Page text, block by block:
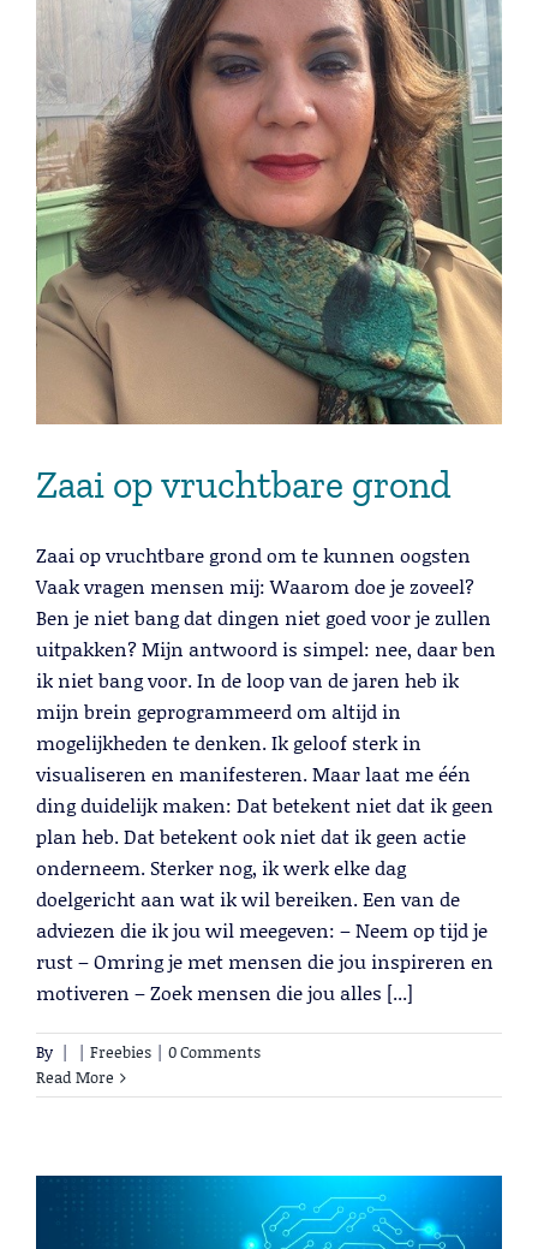
Zaai op vruchtbare grond
Zaai op vruchtbare grond om te kunnen oogsten
Vaak vragen mensen mij: Waarom doe je zoveel?
Ben je niet bang dat dingen niet goed voor je zullen
uitpakken? Mijn antwoord is simpel: nee, daar ben
ik niet bang voor. In de loop van de jaren heb ik
mijn brein geprogrammeerd om altijd in
mogelijkheden te denken. Ik geloof sterk in
visualiseren en manifesteren. Maar laat me één
ding duidelijk maken: Dat betekent niet dat ik geen
plan heb. Dat betekent ook niet dat ik geen actie
onderneem. Sterker nog, ik werk elke dag
doelgericht aan wat ik wil bereiken. Een van de
adviezen die ik jou wil meegeven: – Neem op tijd je
rust – Omring je met mensen die jou inspireren en
motiveren – Zoek mensen die jou alles [...]
By | | Freebies | 0 Comments
Read More